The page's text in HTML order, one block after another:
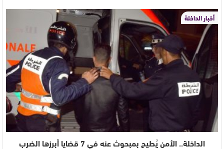
أخبار الداخلة
الداخلة.. الأمن يُطيح بمبحوث عنه في 7 قضايا أبرزها الضرب